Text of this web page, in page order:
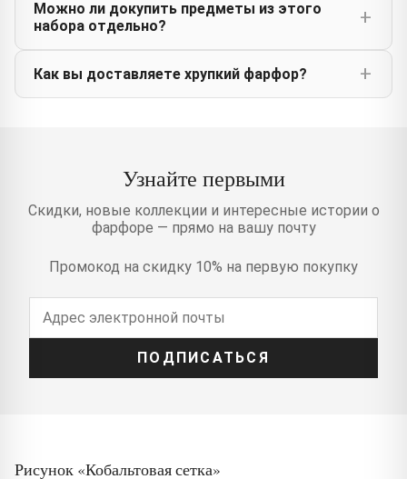
Можно ли докупить предметы из этого
набора отдельно?
Как вы доставляете хрупкий фарфор?
Узнайте первыми
Скидки, новые коллекции и интересные истории о
фарфоре — прямо на вашу почту
Промокод на скидку 10% на первую покупку
ПОДПИСАТЬСЯ
Рисунок «Кобальтовая сетка»